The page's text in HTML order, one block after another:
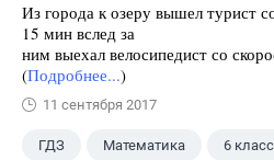
Из города к озеру вышел турист
15 мин вслед за
ним выехал велосипедист со
(Подробнее...)
11 сентября 2017
ГДЗ Математика 6 класс